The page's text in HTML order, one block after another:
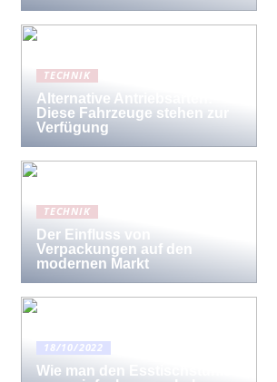
TECHNIK
Alternative Antriebsarten:
Diese Fahrzeuge stehen zur
Verfügung
TECHNIK
Der Einfluss von
Verpackungen auf den
modernen Markt
18/10/2022
Wie man den Esstischstühlen